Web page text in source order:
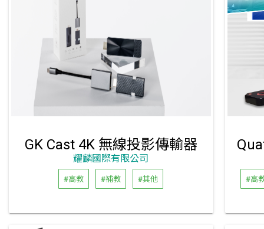
GK Cast 4K 無線投影傳輸器
耀麟國際有限公司
#高教 #補教 #其他 #高